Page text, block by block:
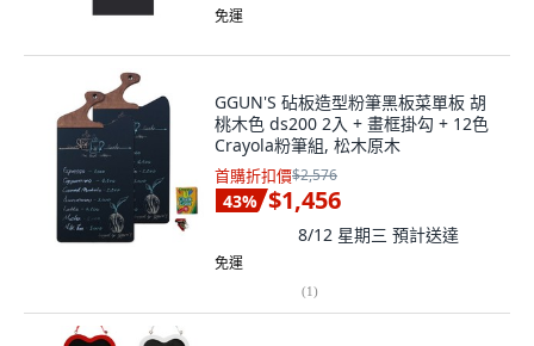
免運
GGUN'S 砧板造型粉筆黑板菜單板 胡
桃木色 ds200 2入 + 畫框掛勾 + 12色
Crayola粉筆組, 松木原木
首購折扣價$2,576
43% $1,456
8/12 星期三 預計送達
免運
(1)